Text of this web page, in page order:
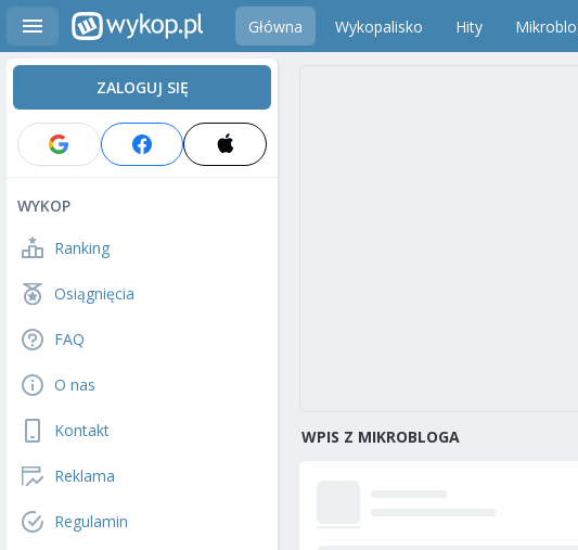
Główna Wykopalisko Hity
ZALOGUJ SIĘ
WYKOP
Ranking
Osiągnięcia
FAQ
O nas
Kontakt
Reklama
Regulamin
WPIS Z MIKROBLOGA